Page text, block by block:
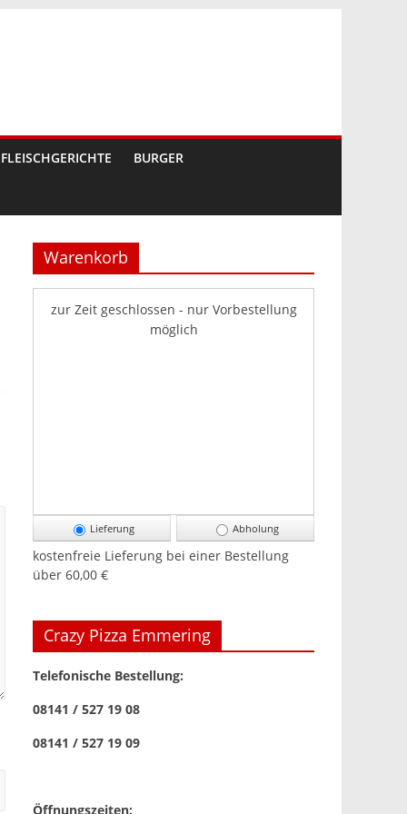
FLEISCHGERICHTE BURGER
Warenkorb
zur Zeit geschlossen - nur Vorbestellung
möglich
Lieferung Abholung
kostenfreie Lieferung bei einer Bestellung
über 60,00 €
Crazy Pizza Emmering
Telefonische Bestellung:
08141 / 527 19 08
08141 / 527 19 09
Öffnungszeiten: